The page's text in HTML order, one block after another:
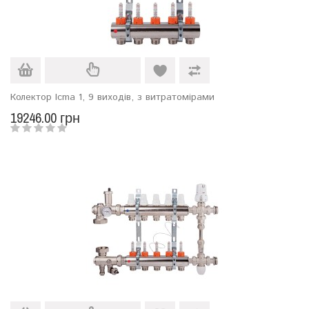
Колектор Icma 1, 9 виходів, з витратомірами
19246.00 грн